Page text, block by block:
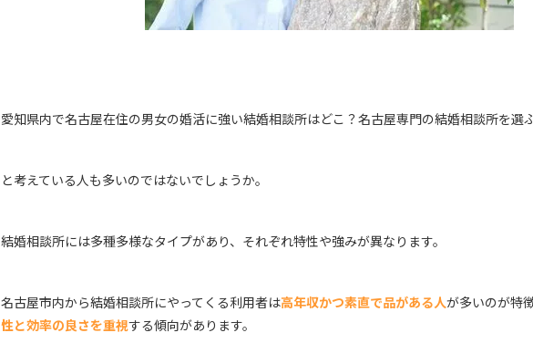
愛知県内で名古屋在住の男女の婚活に強い結婚相談所はどこ？名古屋専門の結婚相談所を選
と考えている人も多いのではないでしょうか。
結婚相談所には多種多様なタイプがあり、それぞれ特性や強みが異なります。
名古屋市内から結婚相談所にやってくる利用者は高年収かつ素直で品がある人が多いのが特
性と効率の良さを重視する傾向があります。